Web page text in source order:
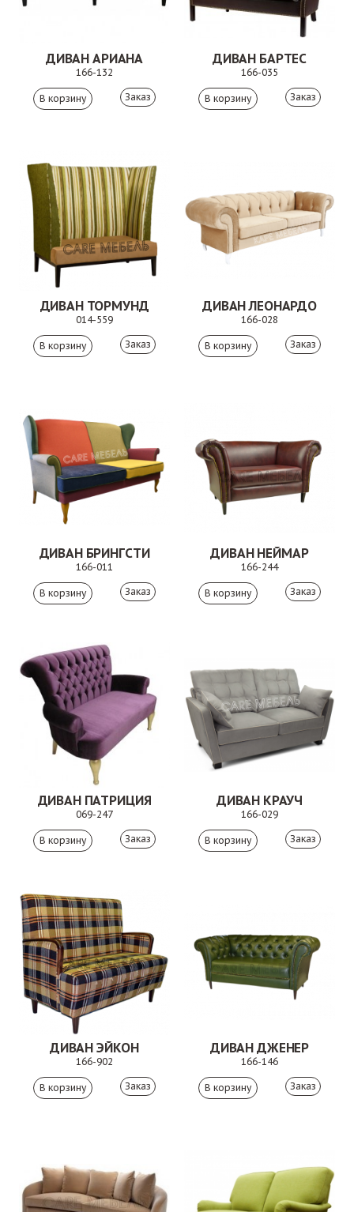
ДИВАН АРИАНА
166-132
Заказ
ДИВАН БАРТЕС
166-035
Заказ
ДИВАН ТОРМУНД
014-559
Заказ
ДИВАН ЛЕОНАРДО
166-028
Заказ
ДИВАН БРИНГСТИ
166-011
Заказ
ДИВАН НЕЙМАР
166-244
Заказ
ДИВАН ПАТРИЦИЯ
069-247
Заказ
ДИВАН КРАУЧ
166-029
Заказ
ДИВАН ЭЙКОН
166-902
Заказ
ДИВАН ДЖЕНЕР
166-146
Заказ